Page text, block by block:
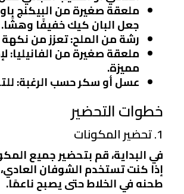
ملعقة صغيرة من البيكنج
جعل البان كيك خفيفًا وهشًا.
رشة من الملح: تعزز من
ملعقة صغيرة من الفانيليا:
مميزة.
عسل أو سكر حسب الرغبة:
خطوات التحضير
1. تحضير المكونات
في البداية، قم بتحضير جميع
إذا كنت تستخدم الشوفان
طحنه في الخلاط حتى يصبح ناعمًا.